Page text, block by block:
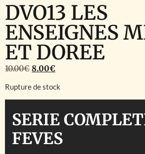
DVO13 LES
ENSEIGNES
ET DOREE
10.00€ 8.00€
Rupture de stock
SERIE
FEVES